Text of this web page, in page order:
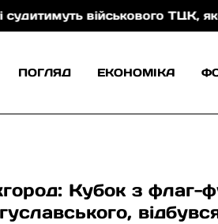
військового ТЦК, якого
ПОГЛЯД ЕКОНОМІКА
Кубок з флаг-